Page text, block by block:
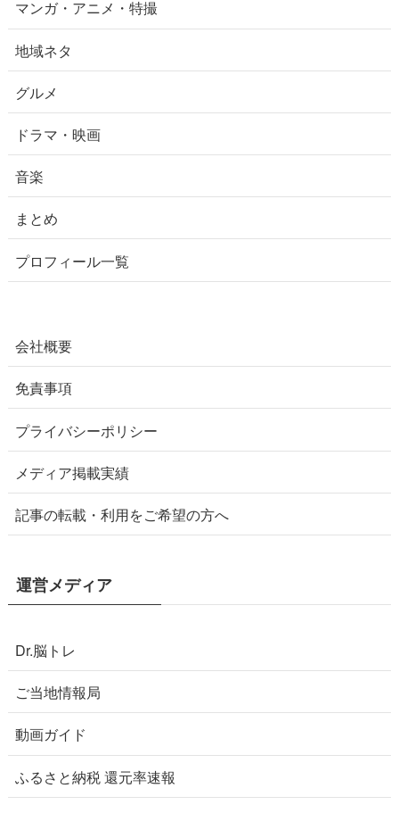
マンガ・アニメ・特撮
地域ネタ
グルメ
ドラマ・映画
音楽
まとめ
プロフィール一覧
会社概要
免責事項
プライバシーポリシー
メディア掲載実績
記事の転載・利用をご希望の方へ
運営メディア
Dr.脳トレ
ご当地情報局
動画ガイド
ふるさと納税 還元率速報